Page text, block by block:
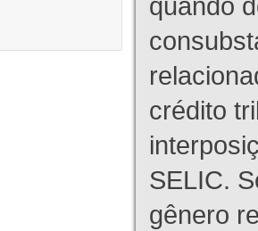
crédito
SELIC.
gênero